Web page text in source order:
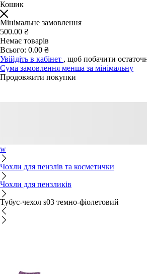
Кошик
Мінімальне замовлення
500.00 ₴
Немає товарів
Всього: 0.00 ₴
Увійдіть в кабінет , щоб побачити
Сума замовлення менша за мінімальну
Продовжити покупки
w
Чохли для пензлів та косметички
Чохли для пензликів
Тубус-чехол s03 темно-фіолетовий